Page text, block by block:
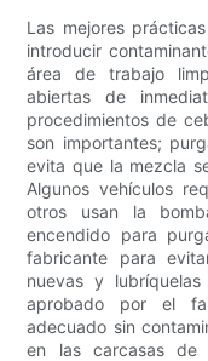
Las mejores
introducir
área de trabajo
abiertas de
procedimientos de
son importantes;
evita que la mezcla
Algunos vehículos
otros usan la
encendido para
fabricante para
nuevas y
aprobado por el
adecuado sin
en las carcasas de